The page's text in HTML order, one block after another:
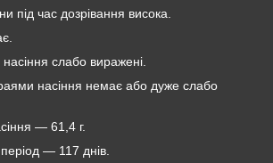
під час дозрівання висока.
насіння слабо виражені.
насіння немає або дуже слабо
— 61,4 г.
— 117 днів.